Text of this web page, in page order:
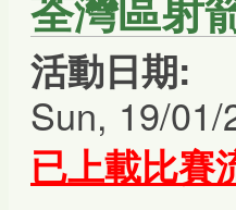
活動日期:
Sun, 19/01/
已上載比賽